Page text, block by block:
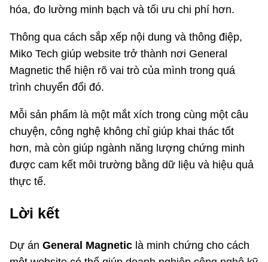
hóa, đo lường minh bạch và tối ưu chi phí hơn.
Thông qua cách sắp xếp nội dung và thông điệp,
Miko Tech giúp website trở thành nơi General
Magnetic thể hiện rõ vai trò của mình trong quá
trình chuyển đổi đó.
Mỗi sản phẩm là một mắt xích trong cùng một câu
chuyện, công nghệ không chỉ giúp khai thác tốt
hơn, mà còn giúp ngành năng lượng chứng minh
được cam kết môi trường bằng dữ liệu và hiệu quả
thực tế.
Lời kết
Dự án General Magnetic là minh chứng cho cách